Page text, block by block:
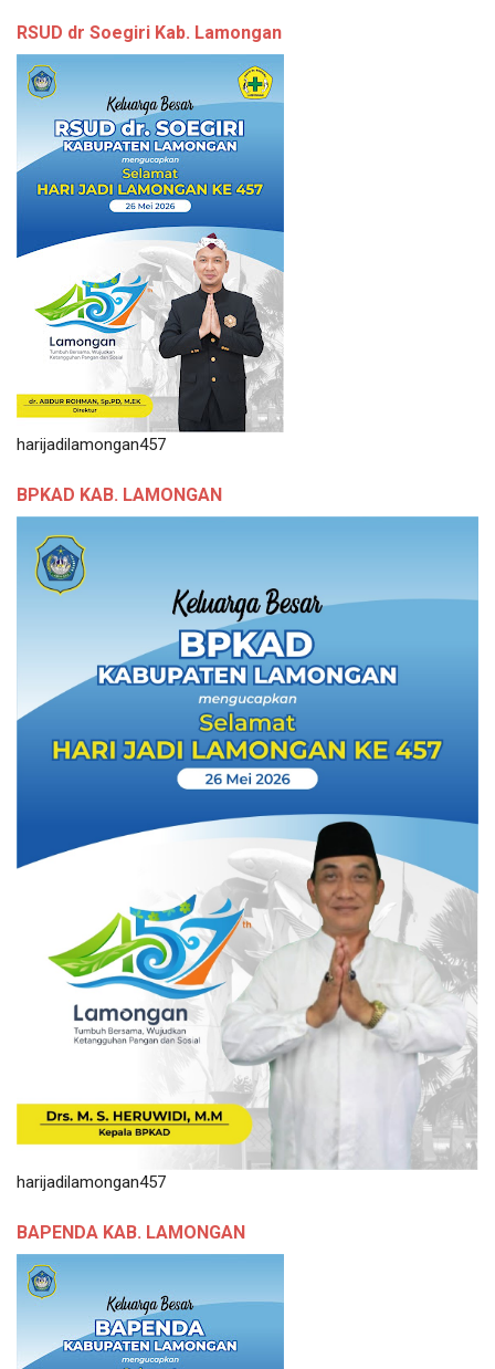
RSUD dr Soegiri Kab. Lamongan
harijadilamongan457
BPKAD KAB. LAMONGAN
harijadilamongan457
BAPENDA KAB. LAMONGAN